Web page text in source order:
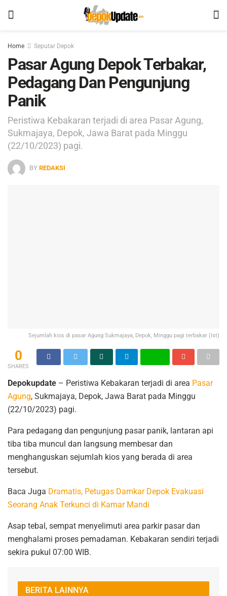
Home Seputar Depok
Pasar Agung Depok Terbakar,
Pedagang Dan Pengunjung
Panik
Peristiwa Kebakaran terjadi di area Pasar Agung,
Sukmajaya, Depok, Jawa Barat pada Minggu
(22/10/2023) pagi.
BY REDAKSI
Sejumlah kios di pasar Agung Sukmajaya, Depok, Minggu pagi terbakar (Ist)
0
SHARES
Depokupdate – Peristiwa Kebakaran terjadi di area Pasar
Agung, Sukmajaya, Depok, Jawa Barat pada Minggu
(22/10/2023) pagi.
Para pedagang dan pengunjung pasar panik, lantaran api
tiba tiba muncul dan langsung membesar dan
menghanguskan sejumlah kios yang berada di area
tersebut.
Baca Juga Dramatis, Petugas Damkar Depok Evakuasi
Seorang Anak Terkunci di Kamar Mandi
Asap tebal, sempat menyelimuti area parkir pasar dan
menghalami proses pemadaman. Kebakaran sendiri terjadi
sekira pukul 07:00 WIB.
BERITA LAINNYA